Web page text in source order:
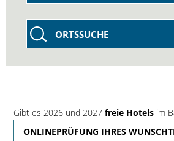
ORTSSUCHE
Gibt es 2026 und 2027 freie Hotels im
ONLINEPRÜFUNG IHRES